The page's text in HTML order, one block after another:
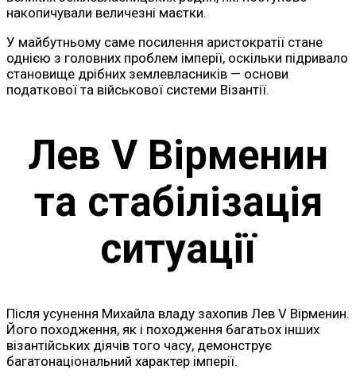
накопичували величезні маєтки.
У майбутньому саме посилення аристократії стане
однією з головних проблем імперії, оскільки підривало
становище дрібних землевласників — основи
податкової та військової системи Візантії.
Лев V Вірменин
та стабілізація
ситуації
Після усунення Михайла владу захопив Лев V Вірменин.
Його походження, як і походження багатьох інших
візантійських діячів того часу, демонструє
багатонаціональний характер імперії.